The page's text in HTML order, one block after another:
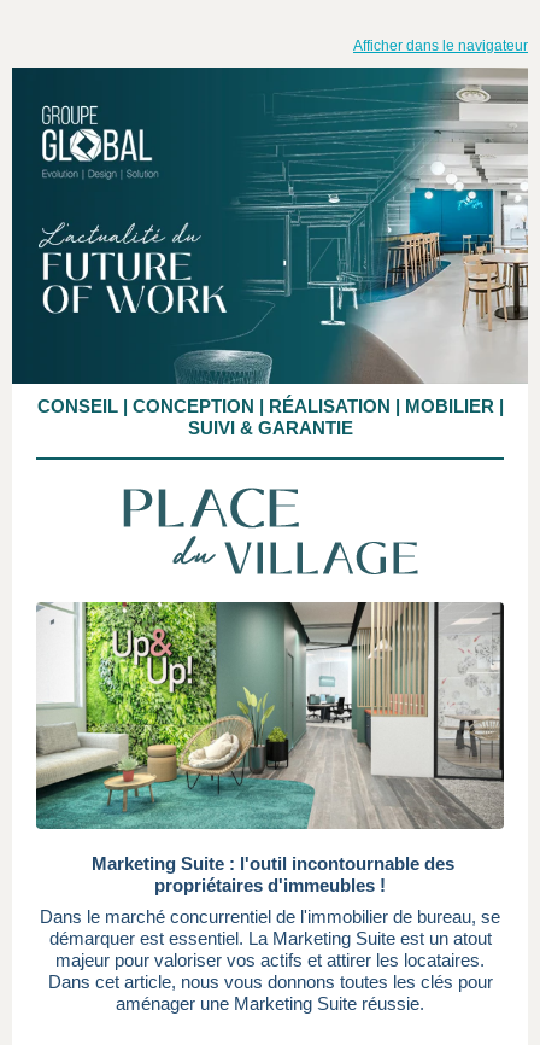
Afficher dans le navigateur
CONSEIL| CONCEPTION | RÉALISATION | MOBILIER |
SUIVI & GARANTIE
Marketing Suite : l'outil incontournable des
propriétaires d'immeubles !
Dans le marché concurrentiel de l'immobilier de bureau, se
démarquer est essentiel. La Marketing Suite est un atout
majeur pour valoriser vos actifs et attirer les locataires.
Dans cet article, nous vous donnons toutes les clés pour
aménager une Marketing Suite réussie.